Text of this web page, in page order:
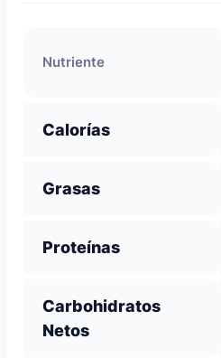
Nutriente
Calorías
Grasas
Proteínas
Carbohidratos
Netos